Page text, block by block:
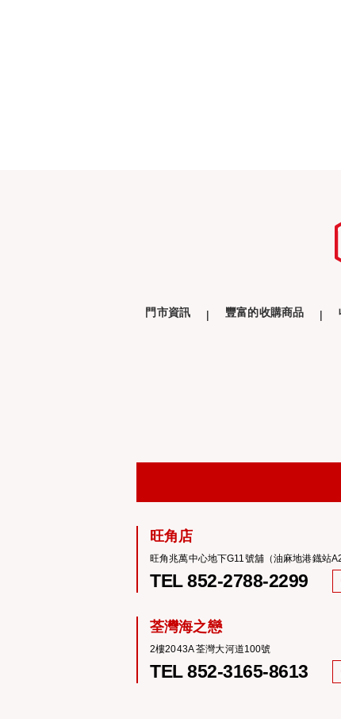
門市資訊 豐富的收購商品
旺角店
旺角兆萬中心地下G11號舖（油麻地港鐡站
TEL 852-2788-2299
荃灣海之戀
2樓2043A 荃灣大河道100號
TEL 852-3165-8613